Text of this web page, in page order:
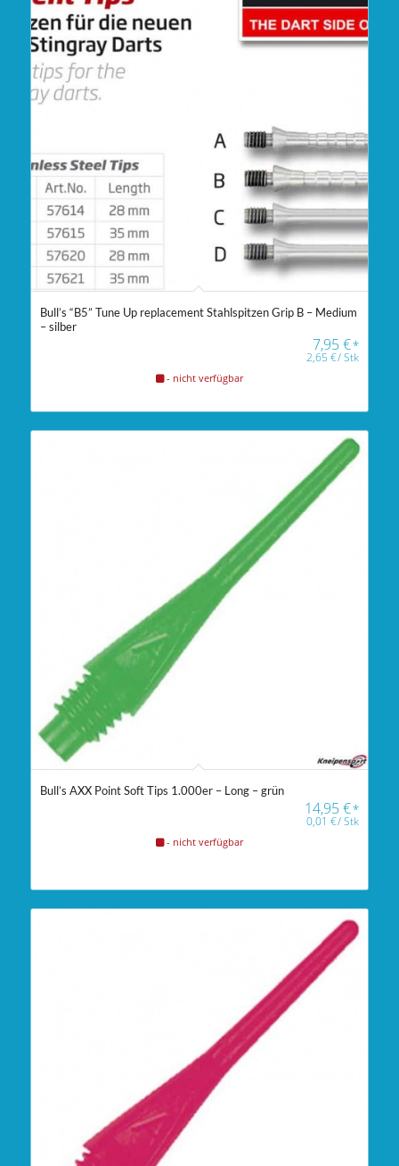
Bull’s “B5” Tune Up replacement Stahlspitzen Grip B – Medium
– silber
7,95€*
2,65€/Stk
- nicht verfügbar
Bull’s AXX Point Soft Tips 1.000er – Long – grün
14,95€*
0,01€/Stk
- nicht verfügbar